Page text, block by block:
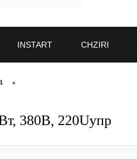
INSTART CHZIRI
•
380В, 220Uупр